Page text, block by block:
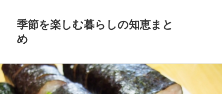
季節を楽しむ暮らしの知恵まと
め